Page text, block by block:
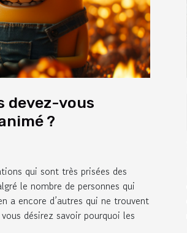
devez-vous
?
qui sont très prisées des
le nombre de personnes qui
a encore d’autres qui ne trouvent
désirez savoir pourquoi les